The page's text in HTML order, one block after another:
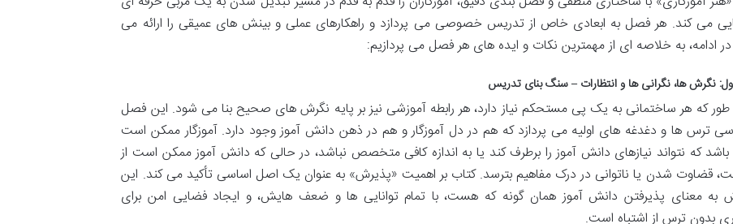
می کند. هر فصل به ابعادی خاص از تدریس خصوصی می پردازد و راهکارهای عملی و بینش های عمیقی را ارائه می
ادامه، به خلاصه ای از مهمترین نکات و ایده های هر فصل می پردازیم:
نگرش ها، نگرانی ها و انتظارات – سنگ بنای تدریس
که هر ساختمانی به یک پی مستحکم نیاز دارد، هر رابطه آموزشی نیز بر پایه نگرش های صحیح بنا می شود. این فصل
ترس ها و دغدغه های اولیه می پردازد که هم در دل آموزگار و هم در ذهن دانش آموز وجود دارد. آموزگار ممکن است
باشد که نتواند نیازهای دانش آموز را برطرف کند یا به اندازه کافی متخصص نباشد، در حالی که دانش آموز ممکن است از
قضاوت شدن یا ناتوانی در درک مفاهیم بترسد. کتاب بر اهمیت «پذیرش» به عنوان یک اصل اساسی تأکید می کند. این
به معنای پذیرفتن دانش آموز همان گونه که هست، با تمام توانایی ها و ضعف هایش، و ایجاد فضایی امن برای
بدون ترس از اشتباه است.